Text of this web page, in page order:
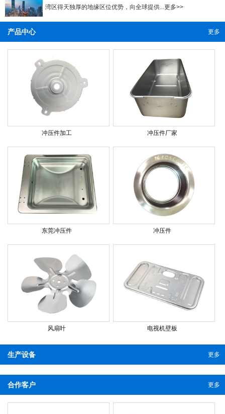
湾区得天独厚的地缘区位优势，向全球提供...更多>>
更多
产品中心
冲压件加工 冲压件厂家
东莞冲压件 冲压件
风扇叶 电视机壁板
更多
生产设备
更多
合作客户